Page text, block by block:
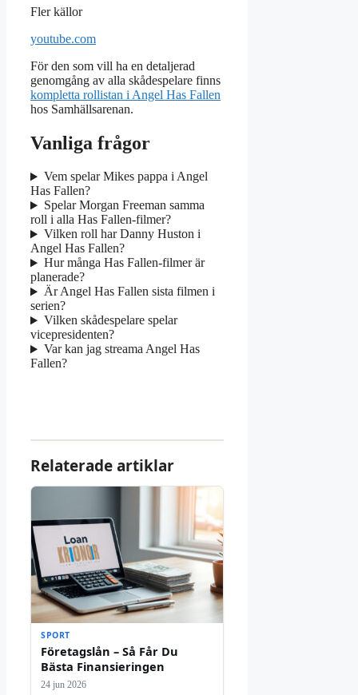
Fler källor
youtube.com
För den som vill ha en detaljerad
genomgång av alla skådespelare finns
kompletta rollistan i Angel Has Fallen
hos Samhällsarenan.
Vanliga frågor
Vem spelar Mikes pappa i Angel
Has Fallen?
Spelar Morgan Freeman samma
roll i alla Has Fallen-filmer?
Vilken roll har Danny Huston i
Angel Has Fallen?
Hur många Has Fallen-filmer är
planerade?
Är Angel Has Fallen sista filmen i
serien?
Vilken skådespelare spelar
vicepresidenten?
Var kan jag streama Angel Has
Fallen?
Relaterade artiklar
SPORT
Företagslån – Så Får Du
Bästa Finansieringen
24 jun 2026